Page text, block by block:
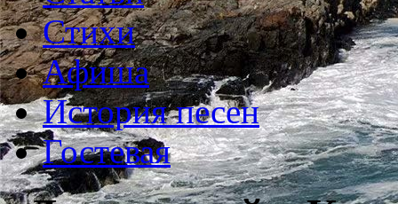
Стихи
Афиша
История песен
Гостевая